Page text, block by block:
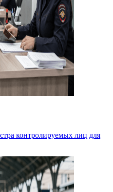
контролируемых лиц для